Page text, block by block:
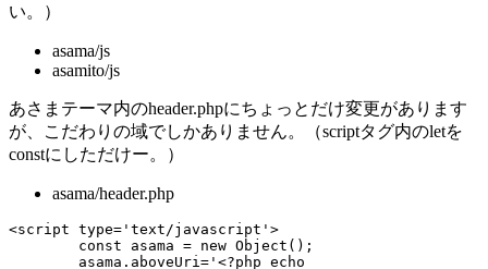
い。）
asama/js
asamito/js
あさまテーマ内のheader.phpにちょっとだけ変更があります
が、こだわりの域でしかありません。（scriptタグ内のletを
constにしただけー。）
asama/header.php
<script type='text/javascript'>
const asama = new Object();